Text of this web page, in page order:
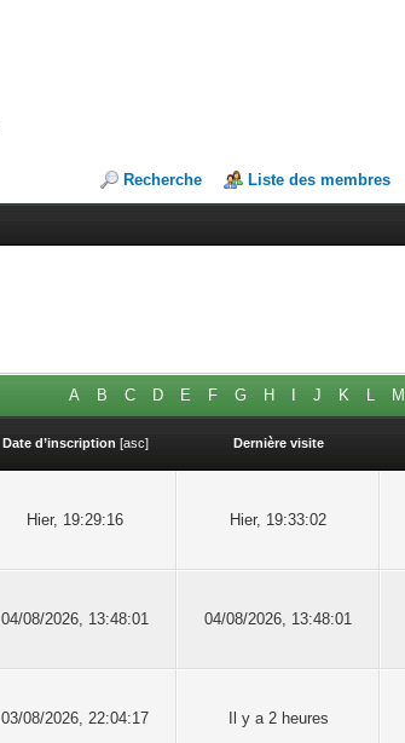
Recherche Liste des membres
A B C D E F G H J K L M
Date d’inscription [asc] Dernière visite
Hier, 19:29:16 Hier, 19:33:02
04/08/2026, 13:48:01 04/08/2026, 13:48:01
03/08/2026, 22:04:17 Il y a 2 heures